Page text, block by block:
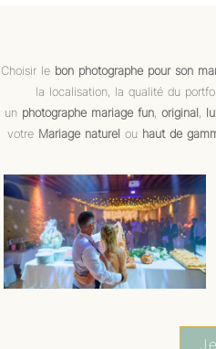
Choisir le bon photographe pour son
la localisation, la qualité du
un photographe mariage fun, original,
votre Mariage naturel ou haut de